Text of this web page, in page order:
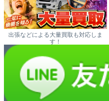
出張などによる大量買取も対応しま
す！